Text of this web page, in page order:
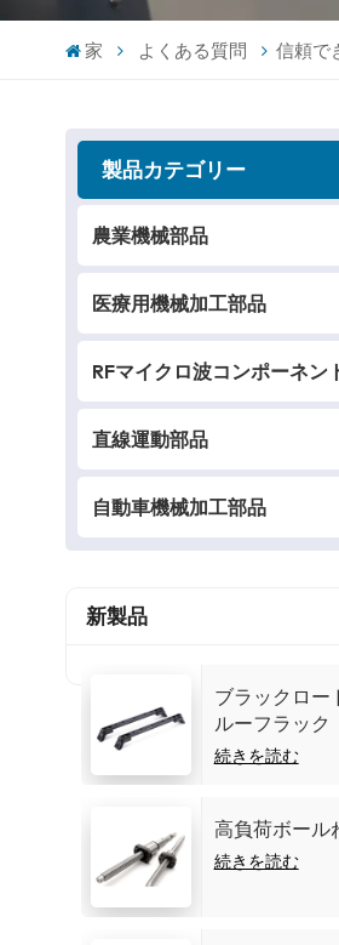
家 よくある質問 信頼で
製品カテゴリー
農業機械部品
医療用機械加工部品
RFマイクロ波コンポーネン
直線運動部品
自動車機械加工部品
新製品
ブラックロー
ルーフラック
続きを読む
高負荷ボール
続きを読む